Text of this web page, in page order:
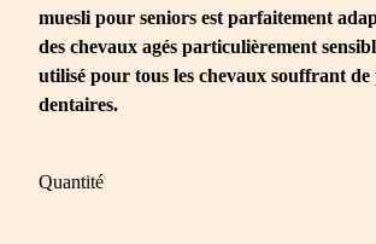
muesli pour seniors est parfaitement
des chevaux agés particulièrement
utilisé pour tous les chevaux souffrant de
dentaires.
Quantité